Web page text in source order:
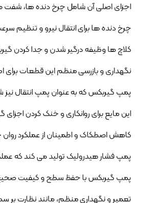
اجزای اصلی آن شامل چرخ دنده ها،
چرخ دنده ها برای انتقال نیرو و
کلاچ ها وظیفه درگیر شدن و جدا کردن
نگهداری و بازرسی منظم این قطعات برای
پمپ گیربکس که به عنوان پمپ انتقال
این مایع برای روانکاری و خنک کردن اجزای
کاهش اصطکاک و اطمینان از عملکرد
پمپ فشار هیدرولیک تولید می کند که
پمپ گیربکس با حفظ سطح و کیفیت صحیح
تعمیر و نگهداری منظم، مانند نظارت